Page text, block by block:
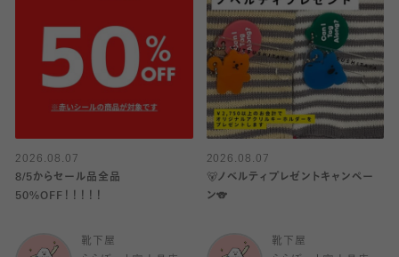
2026.08.07
8/5からセール品全品
50%OFF！！！！！
靴下屋
2026.08.07
🐻ノベルティプレゼントキャンペー
ン🐨
靴下屋